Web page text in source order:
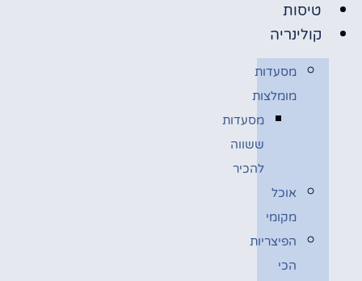
טיסות
קולינריה
מסעדות
מומלצות
מסעדות
ששווה
להכיר
אוכל
מקומי
הפיצריות
הכי